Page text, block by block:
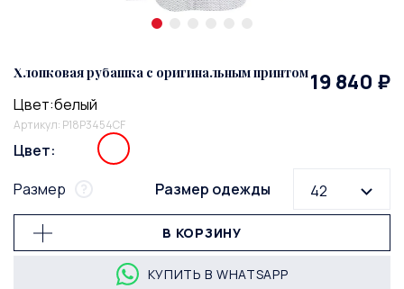
Артикул: P18P3454CF
Хлопковая рубашка с оригинальным принтом19 840 ₽
Цвет:белый
Цвет:
Размер одежды
42
Размер
В КОРЗИНУ
КУПИТЬ В WHATSAPP